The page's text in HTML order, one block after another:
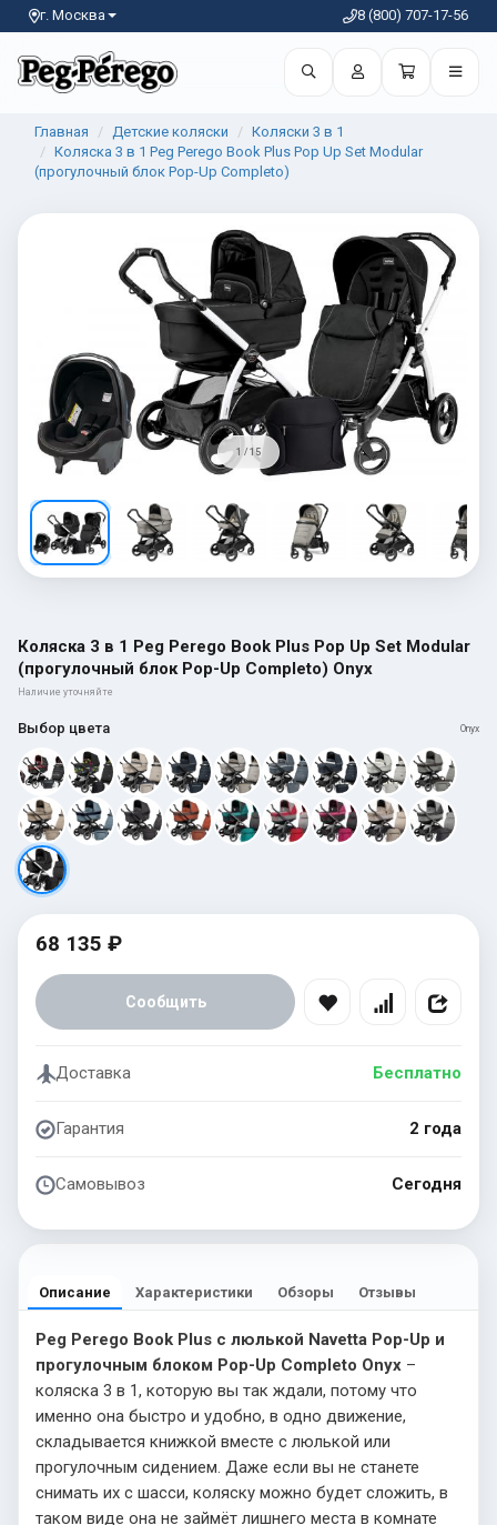
г. Москва 8 (800) 707-17-56
Главная Детские коляски
Коляски 3 в 1
Коляска 3 в 1 Peg Perego Book Plus Pop Up Set Modular
(прогулочный блок Pop-Up Completo)
1 / 15
Коляска 3 в 1 Peg Perego Book Plus Pop Up Set Modular
(прогулочный блок Pop-Up Completo) Onyx
Наличие уточняйте
Выбор цвета Onyx
68 135 ₽
Сообщить
Доставка Бесплатно
Гарантия 2 года
Самовывоз Сегодня
Описание Характеристики Обзоры Отзывы
Peg Perego Book Plus с люлькой Navetta Pop-Up и
прогулочным блоком Pop-Up Completo Onyx –
коляска 3 в 1, которую вы так ждали, потому что
именно она быстро и удобно, в одно движение,
складывается книжкой вместе с люлькой или
прогулочным сидением. Даже если вы не станете
снимать их с шасси, коляску можно будет сложить, в
таком виде она не займёт лишнего места в комнате